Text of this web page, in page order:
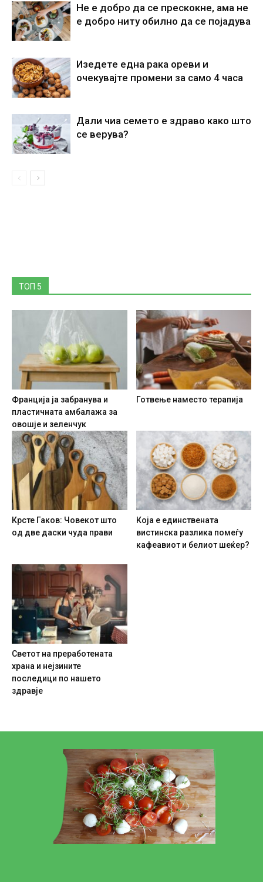
Не е добро да се прескокне, ама не
е добро ниту обилно да се појадува
Изедете една рака ореви и
очекувајте промени за само 4 часа
Дали чиа семето е здраво како што
се верува?
ТОП 5
Франција ја забранува и
пластичната амбалажа за
овошје и зеленчук
Готвење наместо терапија
Крсте Гаков: Човекот што
од две даски чуда прави
Која е единствената
вистинска разлика помеѓу
кафеавиот и белиот шеќер?
Светот на преработената
храна и нејзините
последици по нашето
здравје